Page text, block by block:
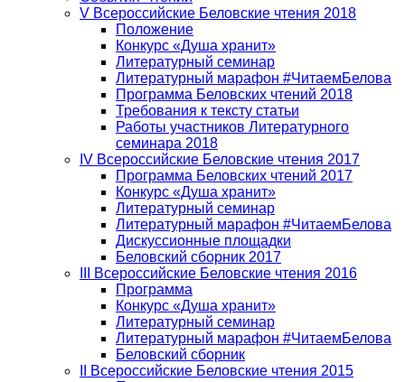
V Всероссийские Беловские чтения 2018
Положение
Конкурс «Душа хранит»
Литературный семинар
Литературный марафон #ЧитаемБелова
Программа Беловских чтений 2018
Требования к тексту статьи
Работы участников Литературного
семинара 2018
IV Всероссийские Беловские чтения 2017
Программа Беловских чтений 2017
Конкурс «Душа хранит»
Литературный семинар
Литературный марафон #ЧитаемБелова
Дискуссионные площадки
Беловский сборник 2017
III Всероссийские Беловские чтения 2016
Программа
Конкурс «Душа хранит»
Литературный семинар
Литературный марафон #ЧитаемБелова
Беловский сборник
II Всероссийские Беловские чтения 2015